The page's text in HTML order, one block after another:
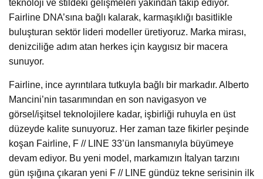
teknoloji ve stildeki gelişmeleri yakından takip ediyor.
Fairline DNA’sına bağlı kalarak, karmaşıklığı basitlikle
buluşturan sektör lideri modeller üretiyoruz. Marka mirası,
denizciliğe adım atan herkes için kaygısız bir macera
sunuyor.
Fairline, ince ayrıntılara tutkuyla bağlı bir markadır. Alberto
Mancini’nin tasarımından en son navigasyon ve
görsel/işitsel teknolojilere kadar, işbirliği ruhuyla en üst
düzeyde kalite sunuyoruz. Her zaman taze fikirler peşinde
koşan Fairline, F // LINE 33’ün lansmanıyla büyümeye
devam ediyor. Bu yeni model, markamızın İtalyan tarzını
gün ışığına çıkaran yeni F // LINE gündüz tekne serisinin ilk